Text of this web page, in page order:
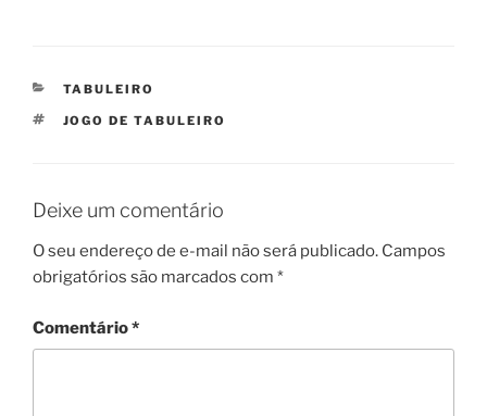
CATEGORIAS
TABULEIRO
TAGS
JOGO DE TABULEIRO
Deixe um comentário
O seu endereço de e-mail não será publicado. Campos
obrigatórios são marcados com *
Comentário*